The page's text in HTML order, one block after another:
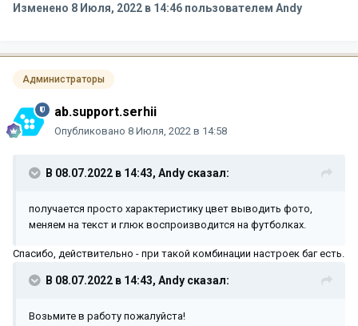
Изменено 8 Июля, 2022 в 14:46 пользователем Andy
Администраторы
ab.support.serhii
Опубликовано 8 Июля, 2022 в 14:58
В 08.07.2022 в 14:43, Andy сказал:
получается просто характеристику цвет выводить фото,
меняем на текст и глюк воспроизводится на футболках.
Спасибо, действительно - при такой комбинации настроек баг есть.
В 08.07.2022 в 14:43, Andy сказал:
Возьмите в работу пожалуйста!